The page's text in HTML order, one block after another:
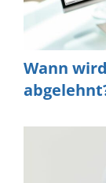
Wann